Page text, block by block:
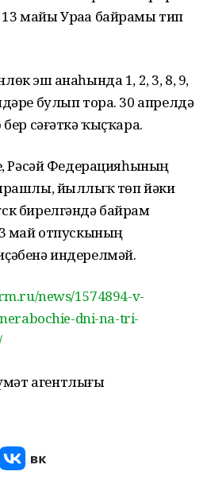
майы Ураҙа байрамы тип
эш аҙнаһында 1, 2, 3, 8, 9,
булып тора. 30 апрелдә
сәғәткә ҡыҫҡара.
Рәсәй Федерацияһының
ярашлы, йыллыҡ төп йәки
бирелгәндә байрам
май отпускының
индерелмәй.
news/1574894-v-
dni-na-tri-
агентлығы